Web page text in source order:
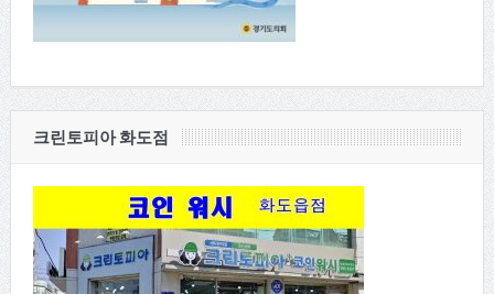
크린토피아 화도점